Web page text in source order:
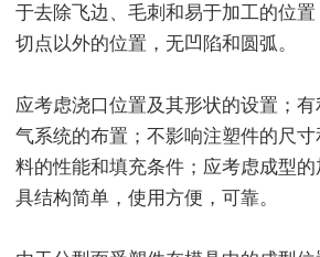
于去除飞边、毛刺和易于加工的位
切点以外的位置，无凹陷和圆弧。
应考虑浇口位置及其形状的设置；
气系统的布置；不影响注塑件的尺
料的性能和填充条件；应考虑成型
具结构简单，使用方便，可靠。